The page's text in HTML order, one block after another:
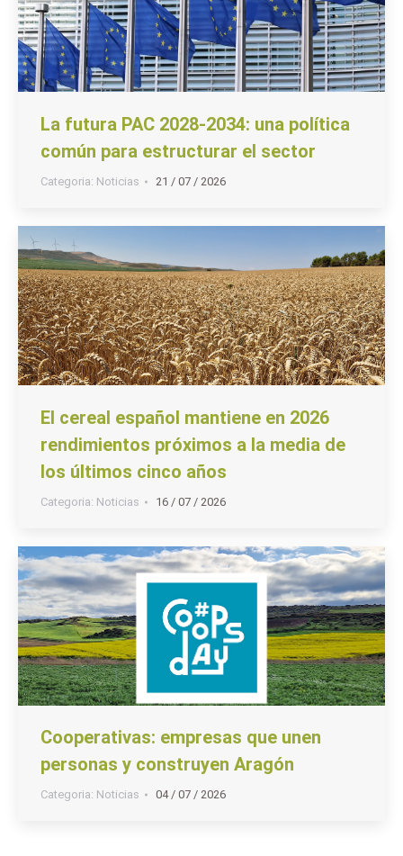
La futura PAC 2028-2034: una política
común para estructurar el sector
Categoria: Noticias 21 / 07 / 2026
El cereal español mantiene en 2026
rendimientos próximos a la media de
los últimos cinco años
Categoria: Noticias 16 / 07 / 2026
Cooperativas: empresas que unen
personas y construyen Aragón
Categoria: Noticias 04 / 07 / 2026